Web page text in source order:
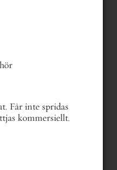
Får inte spridas
kommersiellt.